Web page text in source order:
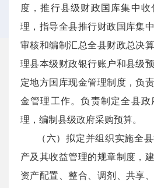
度，推行县级财政国库集中
理，指导全县推行财政国库集
审核和编制汇总全县财政总决
理县本级财政银行账户和县级
定地方国库现金管理制度，负
金管理工作。负责制定全县
理，编制县级政府采购预算。
（六）拟定并组织实施全
产及其收益管理的规章制度，
资产配置、整合、调剂、共享